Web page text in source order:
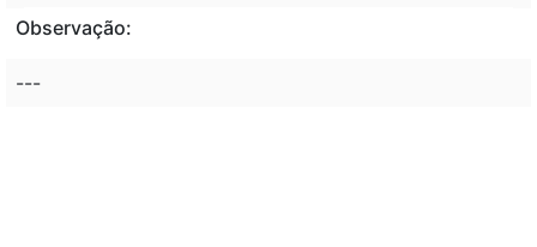
Observação:
---